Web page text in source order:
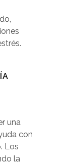
una
con
Los
la